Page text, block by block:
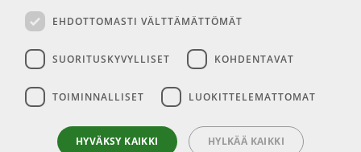
00580 Helsinki
Y-tunnus: 1983522-7
La 10-15
EHDOTTOMASTI VÄLTTÄMÄTTÖMÄT
SUORITUSKYVYLLISET KOHDENTAVAT
TOIMINNALLISET LUOKITTELEMATTOMAT
HYVÄKSY KAIKKI HYLKÄÄ KAIKKI